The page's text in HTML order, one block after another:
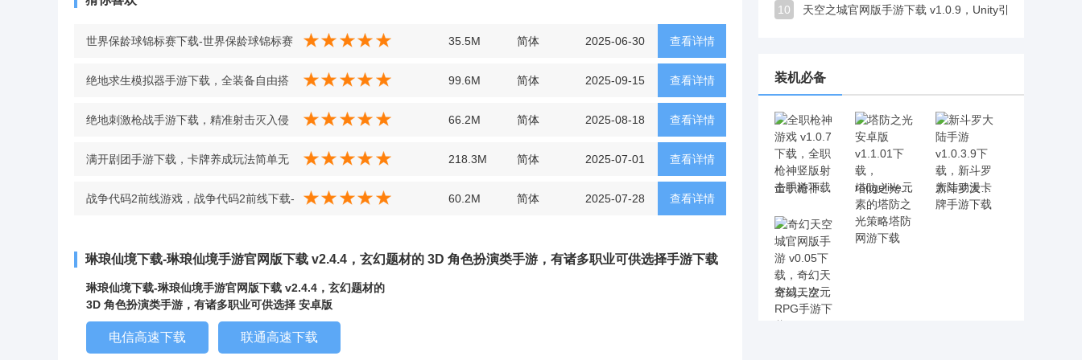
查看详情
世界保龄球锦标赛下载-世界保龄球锦标赛
下载 v1.1.9，精美3D建模还原真实保龄球
35.5M 简体 2025-06-30
查看详情
绝地求生模拟器手游下载，全装备自由搭
配，资源匮乏下的绝地反击 v1.0.0 安卓版
99.6M 简体 2025-09-15
查看详情
绝地刺激枪战手游下载，精准射击灭入侵
者，多模式玩法丰富体验超尽兴 武器随意
安卓版
66.2M 简体 2025-08-18
查看详情
满开剧团手游下载，卡牌养成玩法简单无
难度，轻松上手就能沉浸其中 v1.10.1
218.3M 简体 2025-07-01
查看详情
战争代码2前线游戏，战争代码2前线下载- 60.2M 简体 2025-07-28
琳琅仙境下载-琳琅仙境手游官网版下载 v2.4.4，玄幻题材的 3D 角色扮演类手游，有诸多职业可供选择手游下载
琳琅仙境下载-琳琅仙境手游官网版下载 v2.4.4，玄幻题材的
3D 角色扮演类手游，有诸多职业可供选择 安卓版
电信高速下载 联通高速下载
10
装机必备
全职枪神游戏 v1.0.7下载，全职枪神竖版射击手游下载 塔防之光安卓版 v1.1.01下载，rougelike元素的塔防之光策略塔防网游下载 新斗罗大陆手游 v1.0.3.9下载，新斗罗大陆动漫卡牌手游下载
奇幻天空城官网版手游 v0.05下载，奇幻天空城二次元RPG手游下载